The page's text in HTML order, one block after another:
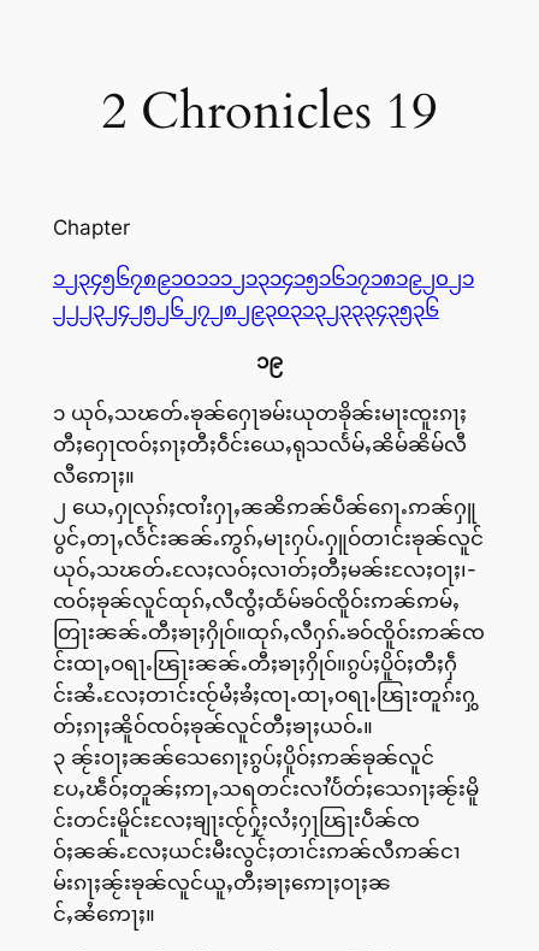
2 Chronicles 19
Chapter
၁၂၃၄၅၆၇၈၉၁၀၁၁၁၂၁၃၁၄၁၅၁၆၁၇၁၈၁၉၂၀ ၂၁
၂၂ ၂၃၂၄၂၅ ၂၆၂၇ ၂၈ ၂၉၃၀၃၁၃၂၃၃၃၄၃၅၃၆
၁၉
၁ ယုဝ်ႇသၽတ်ႉၶုၼ်ႁေႃၶမ်းယုတၶိုၼ်းမႃးၸူးၵႃႈ
တီႈႁေႃၸဝ်ႈၵႃႈတီႈဝဵင်းယေႇရုသလႅမ်ႇၼိမ်ၼိမ်လီ
လီဢေႃႈ။
၂ ယေႇႁုလုၵ်ႈၸၢႆးႁႃႇၼၼိဢၼ်ပဵၼ်ၵေႃႉဢၼ်ႁူ
ပွင်ႇတႃႇလႅင်းၼၼ်ႉဢွၵ်ႇမႃးႁပ်ႉႁူဝ်တၢင်းၶုၼ်လူင်
ယုဝ်ႇသၽတ်ႉလႄႈလဝ်ႈလၢတ်ႈတီႈမၼ်းလႄႈဝႃႈ၊-
ၸဝ်ႈၶုၼ်လူင်ထုၵ်ႇလီၸွႆႈထႅမ်ၶဝ်ၸိူဝ်းဢၼ်ဢမ်ႇ
တြႃးၼၼ်ႉတီႈၶႃႈႁိုဝ်။ထုၵ်ႇလီႁၵ်ႉၶဝ်ၸိူဝ်းဢၼ်ၸ
င်းထႃႇဝရႃႉၽြႃးၼၼ်ႉတီႈၶႃႈႁိုဝ်။ၵွပ်ႈပိူဝ်ႈတီႈႁဵ
င်းၼႆႉလႄႈတၢင်းၸႂ်မႆႈၶႆႈၸႃႉထႃႇဝရႃႉၽြႃးတူၵ်းႁွ
တ်ႈၵႃႈၼိူဝ်ၸဝ်ႈၶုၼ်လူင်တီႈၶႃႈယဝ်ႉ။
၃ ၼႂ်းဝႃႈၼၼ်သေၵေႃႈၵွပ်ႈပိူဝ်ႈဢၼ်ၶုၼ်လူင်
ပႄႇၽဵဝ်ႈတူၼ်ႈဢႃႇသရတင်းလၢႆပႅတ်ႈသေၵႃႈၼႂ်းမိူ
င်းတင်းမိူင်းလႄႈၶျႃးၸႂ်ႁႂ်ႈလႆႈႁႃၽြႃးပဵၼ်ၸ
ဝ်ႈၼၼ်ႉလႄႈယင်းမီးလွင်ႈတၢင်းဢၼ်လီဢၼ်ငၢ
မ်းၵႃႈၼႂ်းၶုၼ်လူင်ယူႇတီႈၶႃႈဢေႃႈဝႃႈၼ
င်ႇၼႆဢေႃႈ။